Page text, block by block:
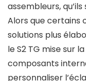
assembleurs,
Alors que certains
solutions plus
le S2 TG mise sur
composants
personnaliser